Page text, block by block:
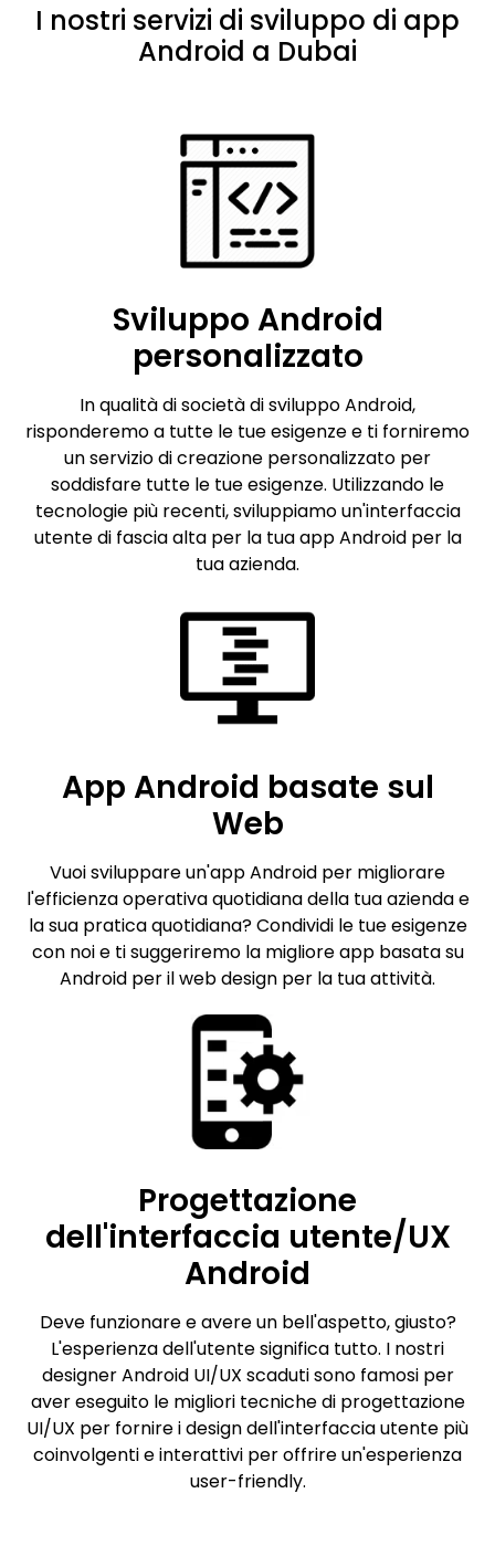
I nostri servizi di sviluppo di app
Android a Dubai
Sviluppo Android
personalizzato
In qualità di società di sviluppo Android,
risponderemo a tutte le tue esigenze e ti forniremo
un servizio di creazione personalizzato per
soddisfare tutte le tue esigenze. Utilizzando le
tecnologie più recenti, sviluppiamo un'interfaccia
utente di fascia alta per la tua app Android per la
tua azienda.
App Android basate sul
Web
Vuoi sviluppare un'app Android per migliorare
l'efficienza operativa quotidiana della tua azienda e
la sua pratica quotidiana? Condividi le tue esigenze
con noi e ti suggeriremo la migliore app basata su
Android per il web design per la tua attività.
Progettazione
dell'interfaccia utente/UX
Android
Deve funzionare e avere un bell'aspetto, giusto?
L'esperienza dell'utente significa tutto. I nostri
designer Android UI/UX scaduti sono famosi per
aver eseguito le migliori tecniche di progettazione
UI/UX per fornire i design dell'interfaccia utente più
coinvolgenti e interattivi per offrire un'esperienza
user-friendly.